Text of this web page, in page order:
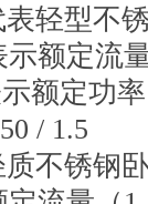
表轻型不
示额定流
额定功
/ 1.5
质不锈钢